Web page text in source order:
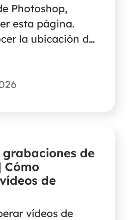
Photoshop,
esta página.
la ubicación de
es seguro
Photoshop con
grabaciones de
Cómo
de
vídeos de